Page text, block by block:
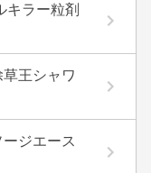
キラー粒剤
王シャワ
ジエース